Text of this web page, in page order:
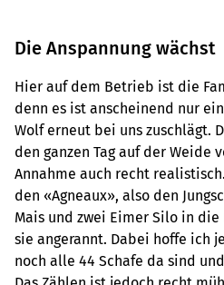
Die Anspannung wächst
Hier auf dem Betrieb ist die
denn es ist anscheinend nur
Wolf erneut bei uns zuschlägt.
den ganzen Tag auf der Weide
Annahme auch recht
den «Agneaux», also den
Mais und zwei Eimer Silo in
sie angerannt. Dabei hoffe ich
noch alle 44 Schafe da sind